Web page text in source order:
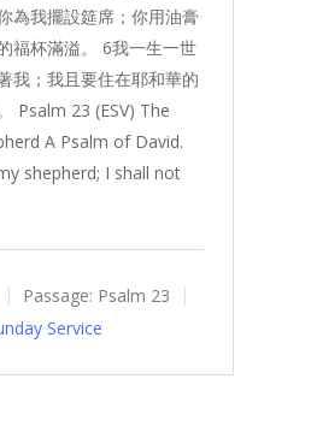
為我擺設筵席；你用油膏
福杯滿溢。 6我一生一世
我；我且要住在耶和華的
Psalm 23 (ESV) The
A Psalm of David.
shepherd; I shall not
Passage: Psalm 23
Service